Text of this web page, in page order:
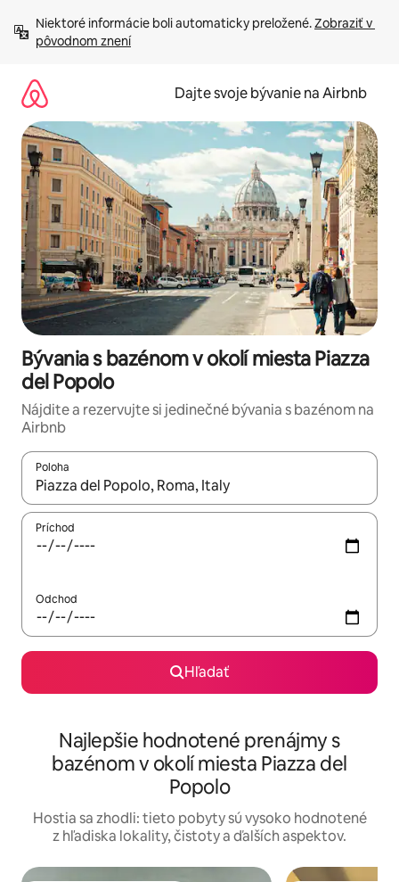
obsah.
Niektoré informácie boli automaticky preložené. Zobraziť v
pôvodnom znení
Dajte svoje bývanie na Airbnb
Bývania s bazénom v okolí miesta Piazza
del Popolo
Nájdite a rezervujte si jedinečné bývania s bazénom na
Airbnb
Poloha
Keď budú výsledky k dispozícii, môžete si ich prechádzať
Príchod
Odchod
Hľadať
Najlepšie hodnotené prenájmy s
bazénom v okolí miesta Piazza del
Popolo
Hostia sa zhodli: tieto pobyty sú vysoko hodnotené
z hľadiska lokality, čistoty a ďalších aspektov.